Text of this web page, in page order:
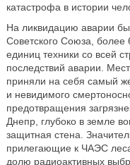
катастрофа в истории
На ликвидацию аварии
Советского Союза, более
единиц техники со всей
последствий аварии.
приняли на себя самый
и невидимого
предотвращения
Днепр, глубоко в земле
защитная стена.
прилегающие к ЧАЭС
долю радиоактивных